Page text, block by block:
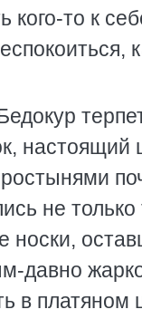
кого-то к
не
носки,
давно
в платяном